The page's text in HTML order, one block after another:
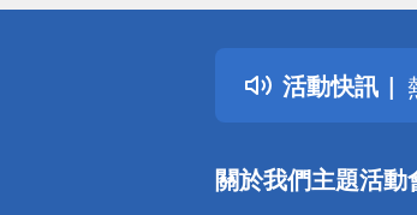
活動快訊
關於我們主題活動